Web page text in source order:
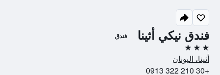
فندق نيكي أثينا فندق
3 نجوم
أثينا، اليونان
+30 210 322 0913